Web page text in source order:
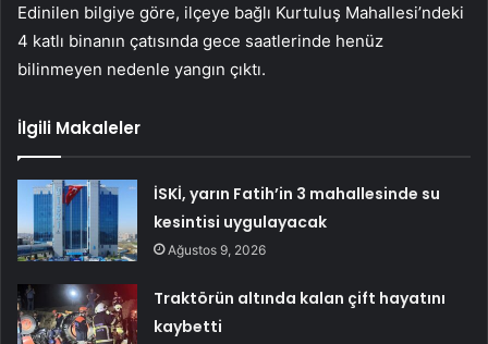
Edinilen bilgiye göre, ilçeye bağlı Kurtuluş Mahallesi’ndeki
4 katlı binanın çatısında gece saatlerinde henüz
bilinmeyen nedenle yangın çıktı.
İlgili Makaleler
İSKİ, yarın Fatih’in 3 mahallesinde su
kesintisi uygulayacak
Ağustos 9, 2026
Traktörün altında kalan çift hayatını
kaybetti